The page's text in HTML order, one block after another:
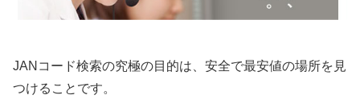
JANコード検索の究極の目的は、安全で最安値の場所を見
つけることです。